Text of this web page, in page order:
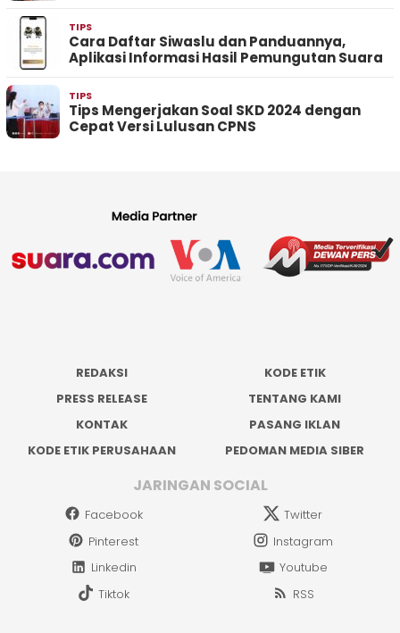
TIPS
Cara Daftar Siwaslu dan Panduannya,
Aplikasi Informasi Hasil Pemungutan Suara
TIPS
Tips Mengerjakan Soal SKD 2024 dengan
Cepat Versi Lulusan CPNS
REDAKSI
KODE ETIK
PRESS RELEASE
TENTANG KAMI
KONTAK
PASANG IKLAN
KODE ETIK PERUSAHAAN
PEDOMAN MEDIA SIBER
JARINGAN SOCIAL
Facebook
Twitter
Pinterest
Instagram
Linkedin
Youtube
Tiktok
RSS